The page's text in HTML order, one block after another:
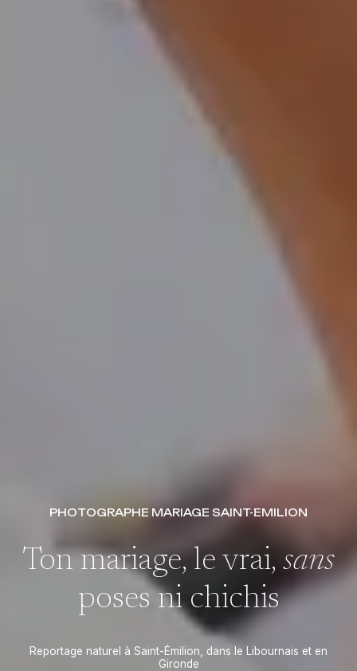
PHOTOGRAPHE MARIAGE SAINT-EMILION
Ton mariage, le vrai, sans
poses ni chichis
Reportage naturel à Saint-Émilion, dans le Libournais et en
Gironde